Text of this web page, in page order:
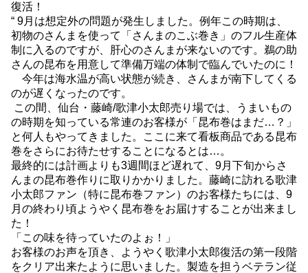
復活！
“ 9月は想定外の問題が発生しました。例年この時期は、
初物のさんまを使って「さんまのこぶ巻き」のフル生産体
制に入るのですが、肝心のさんまが来ないのです。鵜の助
さんの昆布を用意して準備万端の体制で臨んでいたのに！
今年は海水温が高い状態が続き、さんまが南下してくる
のが遅くなったのです。
この間、仙台・藤崎/歌津小太郎売り場では、うまいもの
の時期を知っている常連のお客様が「昆布巻はまだ…？」
と何人もやってきました。ここに来て看板商品である昆布
巻をさらにお待たせすることになるとは…。
最終的には計画よりも3週間ほど遅れて、9月下旬からさ
んまの昆布巻作りに取りかかりました。藤崎に訪れる歌津
小太郎ファン（特に昆布巻ファン）のお客様たちには、9
月の終わり頃ようやく昆布巻をお届けすることが出来まし
た！
「この味を待っていたのよぉ！」
お客様のお声を頂き、ようやく歌津小太郎復活の第一段階
をクリア出来たように思いました。製造を担うベテラン従